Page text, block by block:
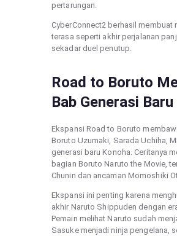
pertarungan.
CyberConnect2 berhasil membuat
terasa seperti akhir perjalanan
sekadar duel penutup.
Road to Boruto
Bab Generasi Baru
Ekspansi Road to Boruto
Boruto Uzumaki, Sarada Uchiha,
generasi baru Konoha. Ceritanya
bagian Boruto Naruto the Movie,
Chunin dan ancaman Momoshiki
Ekspansi ini penting karena
akhir Naruto Shippuden dengan
Pemain melihat Naruto sudah
Sasuke menjadi ninja pengelana,